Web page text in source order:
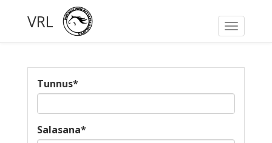
Toggle
VRL
Tunnus*
Salasana*